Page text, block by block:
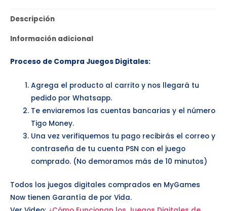
Descripción
Información adicional
Proceso de Compra Juegos Digitales:
Agrega el producto al carrito y nos llegará tu
pedido por Whatsapp.
Te enviaremos las cuentas bancarias y el número
Tigo Money.
Una vez verifiquemos tu pago recibirás el correo y
contraseña de tu cuenta PSN con el juego
comprado. (No demoramos más de 10 minutos)
Todos los juegos digitales comprados en MyGames
Now tienen Garantía de por Vida.